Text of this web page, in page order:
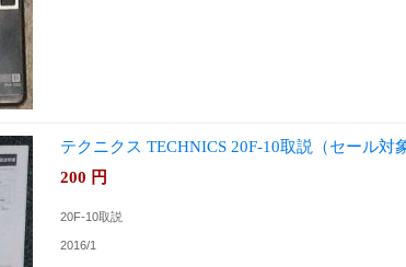
テクニクス TECHNICS 20F-10取説（セール対
200 円
20F-10取説
2016/1